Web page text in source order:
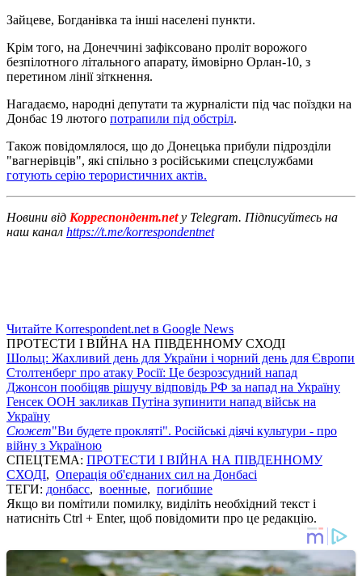
Зайцеве, Богданівка та інші населені пункти.
Крім того, на Донеччині зафіксовано проліт ворожого
безпілотного літального апарату, ймовірно Орлан-10, з
перетином лінії зіткнення.
Нагадаємо, народні депутати та журналісти під час поїздки на
Донбас 19 лютого потрапили під обстріл.
Також повідомлялося, що до Донецька прибули підрозділи
"вагнерівців", які спільно з російськими спецслужбами
готують серію терористичних актів.
Новини від Корреспондент.netу Telegram. Підписуйтесь на
наш канал https://t.me/korrespondentnet
Читайте Korrespondent.net в Google News
ПРОТЕСТИ І ВІЙНА НА ПІВДЕННОМУ СХОДІ
Шольц: Жахливий день для України і чорний день для Європи
Столтенберг про атаку Росії: Це безрозсудний напад
Джонсон пообіцяв рішучу відповідь РФ за напад на Україну
Генсек ООН закликав Путіна зупинити напад військ на
Україну
Сюжет"Ви будете прокляті". Російські діячі культури - про
війну з Україною
СПЕЦТЕМА: ПРОТЕСТИ І ВІЙНА НА ПІВДЕННОМУ
СХОДІ, Операція об'єднаних сил на Донбасі
ТЕГИ: донбасс, военные, погибшие
Якщо ви помітили помилку, виділіть необхідний текст і
натисніть Ctrl + Enter, щоб повідомити про це редакцію.